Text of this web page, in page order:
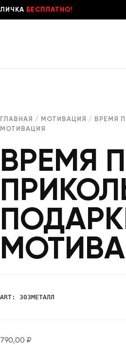
БЕСПЛАТНО!
ГЛАВНАЯ / МОТИВАЦИЯ / ВРЕМЯ
МОТИВАЦИЯ
ВРЕМЯ
ART: 303МЕТАЛЛ
790,00 ₽